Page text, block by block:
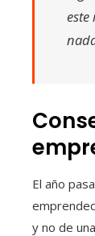
este
El año
y no de